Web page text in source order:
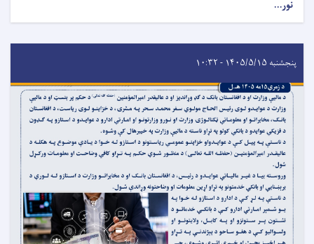
نور...
پنجشنبه ۱۴۰۵/۵/۱۵ - ۱۰:۳۲